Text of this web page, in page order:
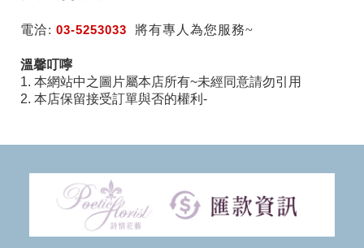
電洽:03-5253033 將有專人為您服務~
溫馨叮嚀
1. 本網站中之圖片屬本店所有~未經同意請勿引用
2. 本店保留接受訂單與否的權利-